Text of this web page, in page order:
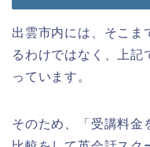
出雲市内には、そこま
るわけではなく、上記
っています。
そのため、「受講料金